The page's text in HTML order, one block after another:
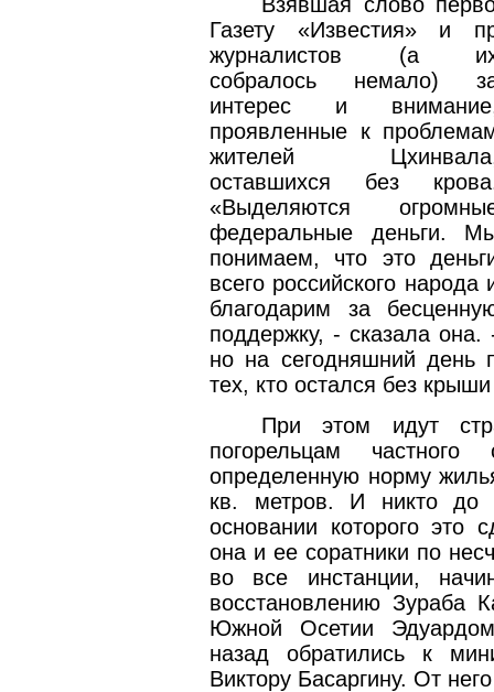
Газету «Известия» и
журналистов (а
собралось немало)
интерес и
проявленные к
жителей
оставшихся без
«Выделяются
федеральные деньги.
понимаем, что это
всего российского народа
благодарим за
поддержку, - сказала она.
но на сегодняшний день
тех, кто остался без
При этом идут
погорельцам частного
определенную норму
кв. метров. И никто до
основании которого это
она и ее соратники по
во все инстанции,
восстановлению Зураба
Южной Осетии Эдуардом
назад обратились к
Виктору Басаргину. От